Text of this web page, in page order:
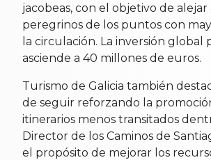
jacobeas, con el objetivo de alejar
peregrinos de los puntos con
la circulación. La inversión global
asciende a 40 millones de euros.
Turismo de Galicia también
de seguir reforzando la
itinerarios menos transitados
Director de los Caminos de
el propósito de mejorar los